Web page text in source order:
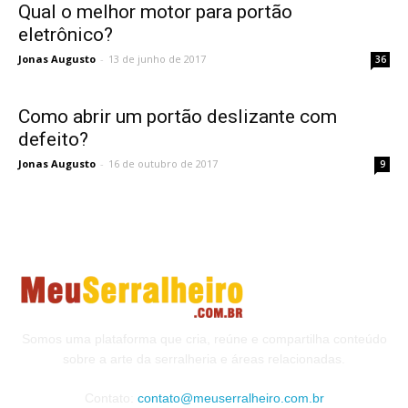
Qual o melhor motor para portão
eletrônico?
Jonas Augusto - 13 de junho de 2017 36
Como abrir um portão deslizante com
defeito?
Jonas Augusto - 16 de outubro de 2017 9
contato@meuserralheiro.com.br